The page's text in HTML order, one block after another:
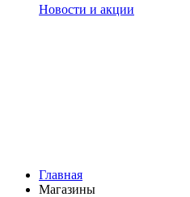
Новости и акции
Главная
Магазины